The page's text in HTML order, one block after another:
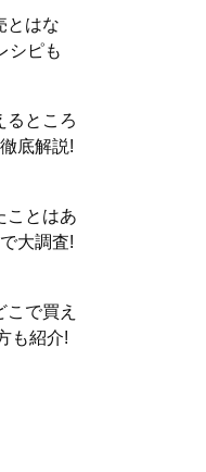
とはな
シピも
るところ
底解説!
ことはあ
大調査!
で買え
も紹介!